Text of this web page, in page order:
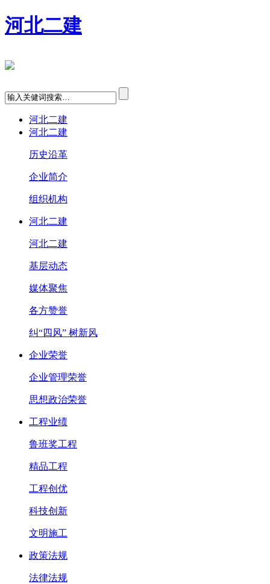
河北二建
河北二建
河北二建
历史沿革
企业简介
组织机构
河北二建
河北二建
基层动态
媒体聚焦
各方赞誉
纠“四风” 树新风
企业荣誉
企业管理荣誉
思想政治荣誉
工程业绩
鲁班奖工程
精品工程
工程创优
科技创新
文明施工
政策法规
法律法规